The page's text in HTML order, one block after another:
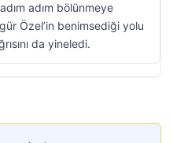
adım bölünmeye
Özel’in benimsediği yolu
da yineledi.